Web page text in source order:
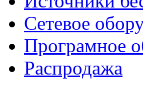
Сетевое
Програмное
Распродажа